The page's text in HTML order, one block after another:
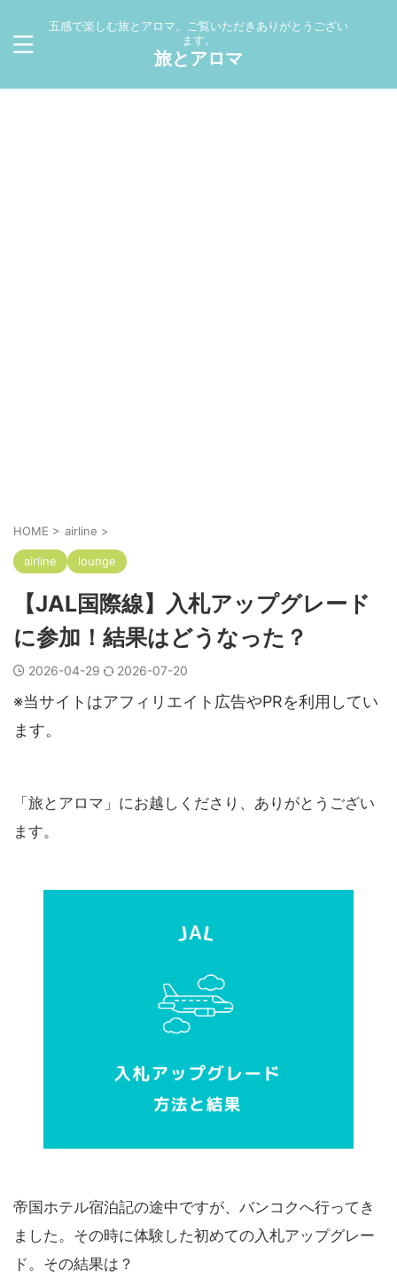
五感で楽しむ旅とアロマ。ご覧いただきありがとうござい
ます。
旅とアロマ
HOME > airline >
airline lounge
【JAL国際線】入札アップグレード
に参加！結果はどうなった？
2026-04-29 2026-07-20
※当サイトはアフィリエイト広告やPRを利用してい
ます。
「旅とアロマ」にお越しくださり、ありがとうござい
ます。
帝国ホテル宿泊記の途中ですが、バンコクへ行ってき
ました。その時に体験した初めての入札アップグレー
ド。その結果は？